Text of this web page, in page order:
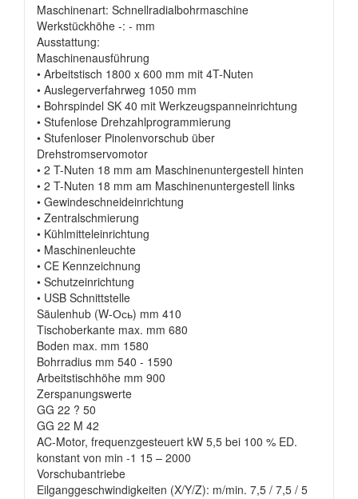
Maschinenart: Schnellradialbohrmaschine
Werkstückhöhe -: - mm
Ausstattung:
Maschinenausführung
• Arbeitstisch 1800 x 600 mm mit 4T-Nuten
• Auslegerverfahrweg 1050 mm
• Bohrspindel SK 40 mit Werkzeugspanneinrichtung
• Stufenlose Drehzahlprogrammierung
• Stufenloser Pinolenvorschub über
Drehstromservomotor
• 2 T-Nuten 18 mm am Maschinenuntergestell hinten
• 2 T-Nuten 18 mm am Maschinenuntergestell links
• Gewindeschneideinrichtung
• Zentralschmierung
• Kühlmitteleinrichtung
• Maschinenleuchte
• CE Kennzeichnung
• Schutzeinrichtung
• USB Schnittstelle
Säulenhub (W-Ось) mm 410
Tischoberkante max. mm 680
Boden max. mm 1580
Bohrradius mm 540 - 1590
Arbeitstischhöhe mm 900
Zerspanungswerte
GG 22 ? 50
GG 22 M 42
AC-Motor, frequenzgesteuert kW 5,5 bei 100 % ED.
konstant von min -1 15 – 2000
Vorschubantriebe
Eilganggeschwindigkeiten (X/Y/Z): m/min. 7,5 / 7,5 / 5